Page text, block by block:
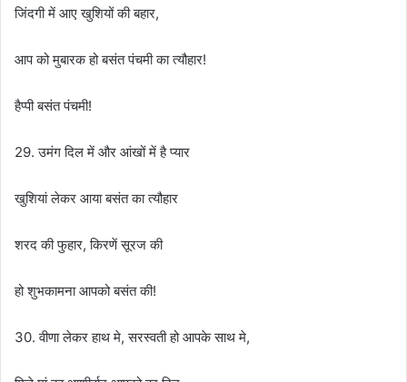
जिंदगी में आए खुशियों की बहार,
आप को मुबारक हो बसंत पंचमी का त्यौहार!
हैप्पी बसंत पंचमी!
29. उमंग दिल में और आंखों में है प्यार
खुशियां लेकर आया बसंत का त्यौहार
शरद की फुहार, किरणें सूरज की
हो शुभकामना आपको बसंत की!
30. वीणा लेकर हाथ मे, सरस्वती हो आपके साथ मे,